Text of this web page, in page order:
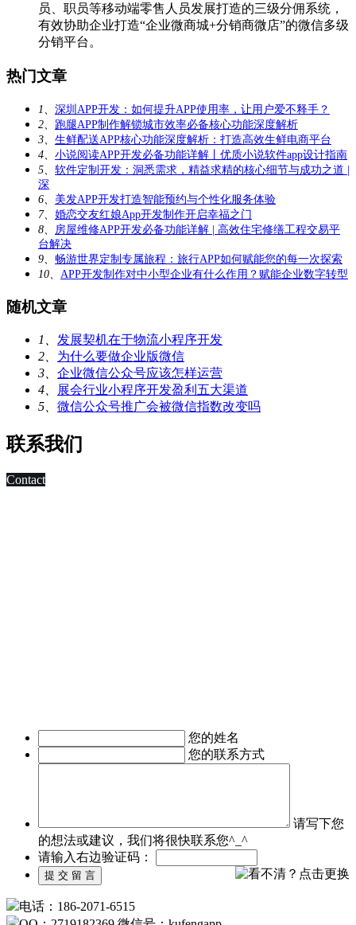
员、职员等移动端零售人员发展打造的三级分佣系统，
有效协助企业打造“企业微商城+分销商微店”的微信多级
分销平台。
热门文章
1、 深圳APP开发：如何提升APP使用率，让用户爱不释手？
2、 跑腿APP制作解锁城市效率必备核心功能深度解析
3、 生鲜配送APP核心功能深度解析：打造高效生鲜电商平台
4、 小说阅读APP开发必备功能详解丨优质小说软件app设计指南
5、 软件定制开发：洞悉需求，精益求精的核心细节与成功之道 |
深
6、 美发APP开发打造智能预约与个性化服务体验
7、 婚恋交友红娘App开发制作开启幸福之门
8、
房屋维修APP开发必备功能详解 | 高效住宅修缮工程交易平
台解决
9、 畅游世界定制专属旅程：旅行APP如何赋能您的每一次探索
10、 APP开发制作对中小型企业有什么作用？赋能企业数字转型
随机文章
1、 发展契机在于物流小程序开发
2、 为什么要做企业版微信
3、 企业微信公众号应该怎样运营
4、
展会行业小程序开发盈利五大渠道
5、 微信公众号推广会被微信指数改变吗
联系我们
Contact
您的姓名
您的联系方式
请写下您
的想法或建议，我们将很快联系您^_^
请输入右边验证码：
电话：186-2071-6515